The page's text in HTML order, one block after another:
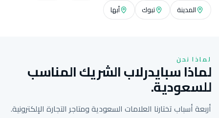
المدينة
تبوك أبها
لماذا نحن
لماذا سبايدرلاب الشريك المناسب
للسعودية.
أربعة أسباب تختارنا العلامات السعودية ومتاجر التجارة الإلكترونية.